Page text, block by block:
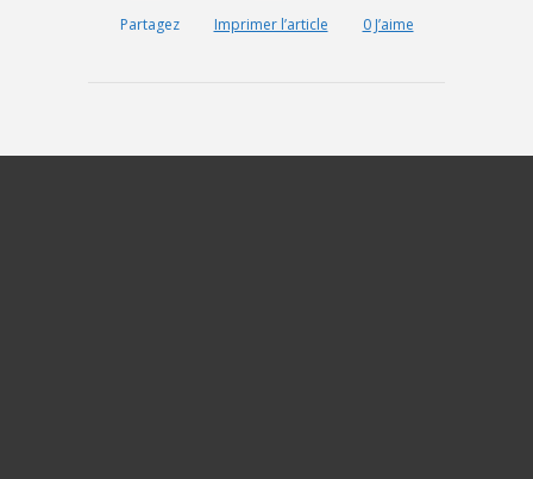
Partagez Imprimer l’article 0J’aime